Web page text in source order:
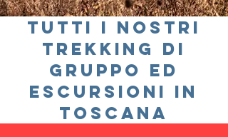
TUTTI I NOSTRI
TREKKING di
gruppo ED
ESCURSIONI IN
TOSCANA